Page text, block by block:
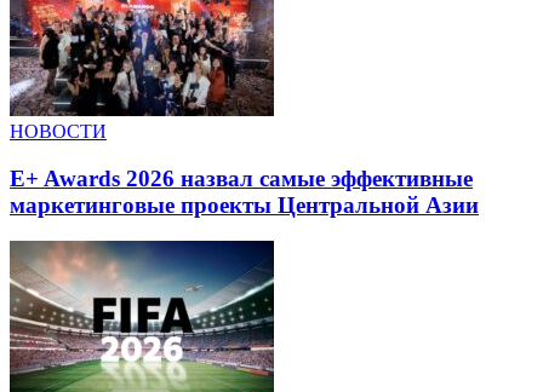
НОВОСТИ
E+ Awards 2026 назвал самые эффективные
маркетинговые проекты Центральной Азии